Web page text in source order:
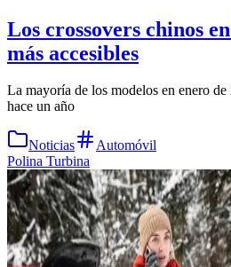
Los crossovers chinos
más accesibles
La mayoría de los modelos en enero de
hace un año
Noticias
Automóvil
Polina Turbina